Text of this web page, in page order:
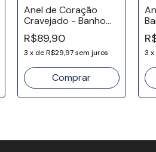
Anel de Coração
Cravejado - Banho
Ouro 18k
R$89,90
3 x deR$29,97 sem juros
Comprar
3 x